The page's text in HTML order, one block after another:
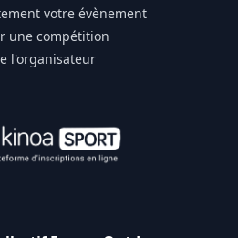
votre évènement
une compétition
l'organisateur